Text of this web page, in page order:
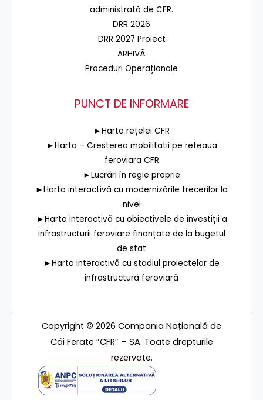
administrată de CFR.
DRR 2026
DRR 2027 Proiect
ARHIVĂ
Proceduri Operaționale
PUNCT DE INFORMARE
►Harta rețelei CFR
►Harta – Cresterea mobilitatii pe reteaua
feroviara CFR
►Lucrări în regie proprie
►Harta interactivă cu modernizările trecerilor la
nivel
►Harta interactivă cu obiectivele de investiții a
infrastructurii feroviare finanțate de la bugetul
de stat
►Harta interactivă cu stadiul proiectelor de
infrastructură feroviară
Copyright © 2026 Compania Națională de
Căi Ferate ”CFR” – SA. Toate drepturile
rezervate.